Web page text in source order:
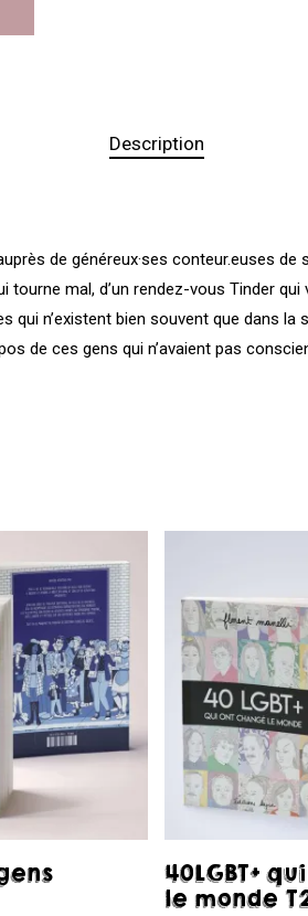
Description
de généreux·ses conteur.euses
mal, d’un rendez-vous Tinder
n’existent bien souvent que dans la
de ces gens qui n’avaient pas
40LGBT+
le monde